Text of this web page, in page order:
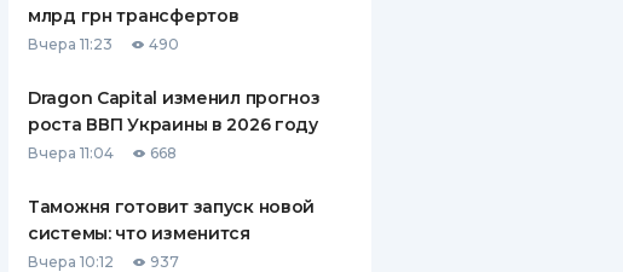
ПУТЕВОДИТЕЛИ ПО
ВСЕ СТРАХОВЫЕ ПОЛИСЫ
СТРАХОВЫЕ КОМПАНИИ
ОТЗЫВЫ О СТРАХОВЫХ
КОМПАНИЯХ
млрд грн трансфертов
Вчера 11:23 490
Dragon Capital изменил прогноз
роста ВВП Украины в 2026 году
Вчера 11:04 668
Таможня готовит запуск новой
системы: что изменится
Вчера 10:12 937